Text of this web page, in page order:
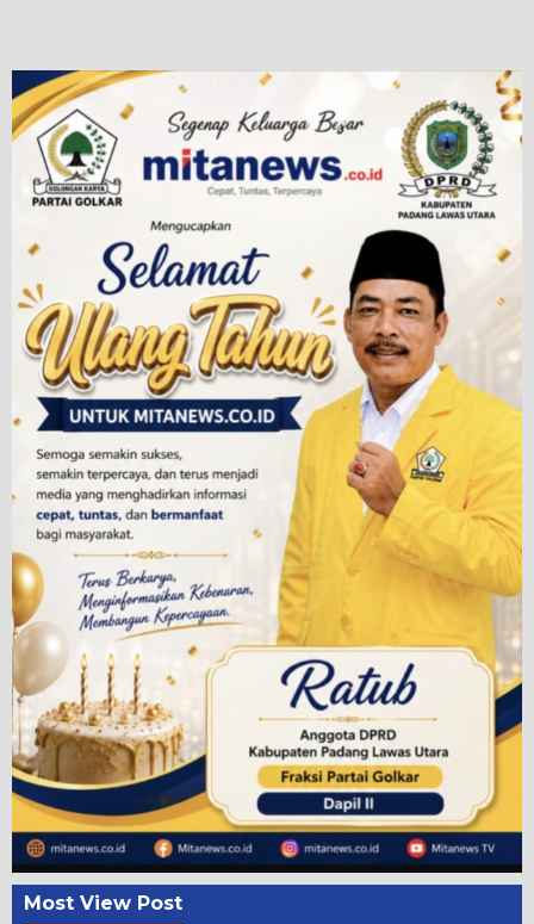
Most View Post